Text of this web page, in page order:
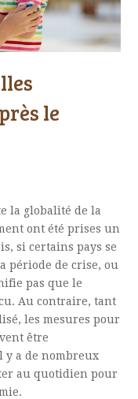
le
la globalité de la
ont été prises un
si certains pays se
période de crise, ou
pas que le
Au contraire, tant
les mesures pour
être
y a de nombreux
au quotidien pour